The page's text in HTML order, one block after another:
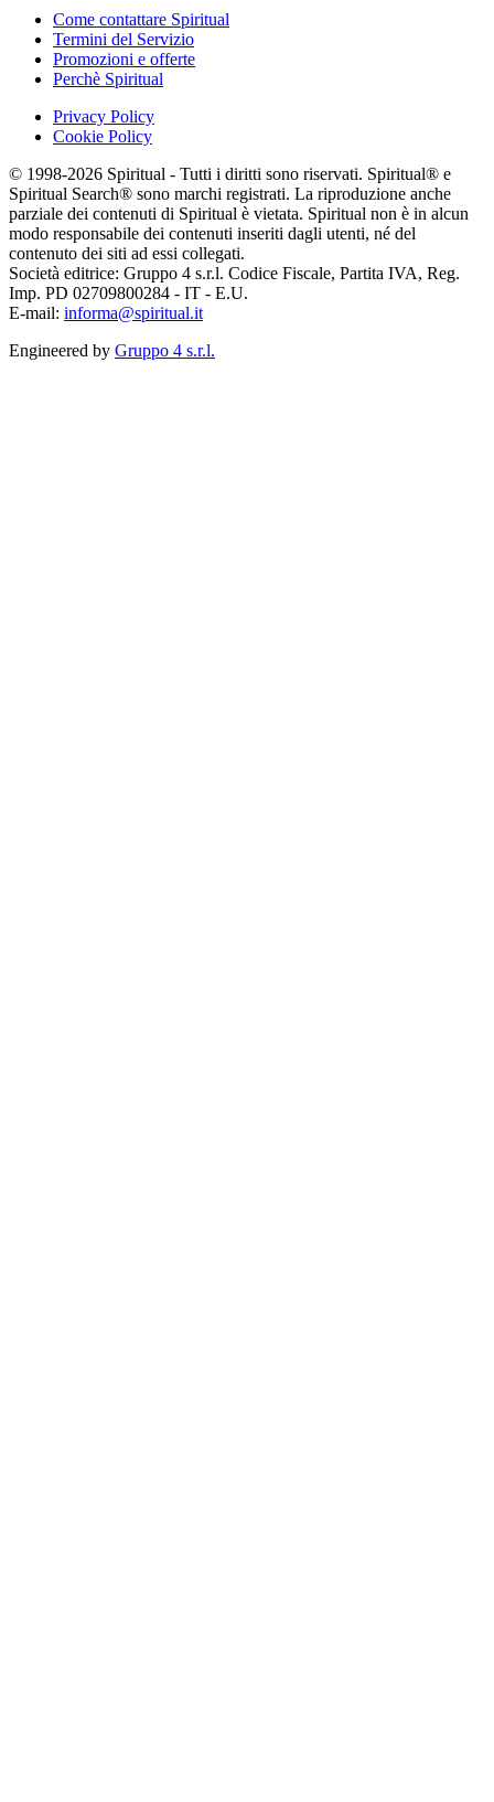
Come contattare Spiritual
Termini del Servizio
Promozioni e offerte
Perchè Spiritual
Privacy Policy
Cookie Policy
© 1998-2026 Spiritual - Tutti i diritti sono riservati. Spiritual® e
Spiritual Search® sono marchi registrati. La riproduzione anche
parziale dei contenuti di Spiritual è vietata. Spiritual non è in alcun
modo responsabile dei contenuti inseriti dagli utenti, né del
contenuto dei siti ad essi collegati.
Società editrice: Gruppo 4 s.r.l. Codice Fiscale, Partita IVA, Reg.
Imp. PD 02709800284 - IT - E.U.
E-mail: informa@spiritual.it
Engineered by Gruppo 4 s.r.l.